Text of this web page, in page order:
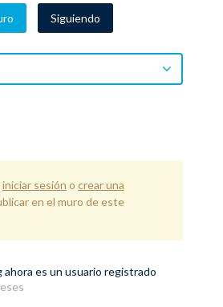
Siguiendo
iniciar sesión o crear una
en el muro de este
ahora es un usuario registrado